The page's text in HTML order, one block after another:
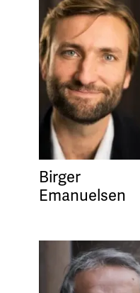
Birger
Emanuelsen